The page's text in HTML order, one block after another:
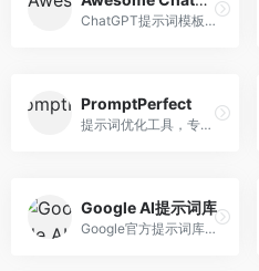
ChatGPT提示词模板库，专注于实用提示词收集。面向ChatGPT用户，提供提示词模板、使用场景、效果展示等资源，模板实用性强。
PromptPerfect
提示词优化工具，专注于提示词质量提升。面向AI用户，提供提示词优化、效果测试、版本对比等服务，提示词优化专业。
Google AI提示词库
Google官方提示词库，专注于Gemini模型优化。面向开发者，提供官方提示词指南、最佳实践、示例代码等资源，权威性强。